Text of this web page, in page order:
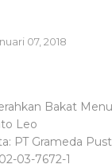
07, 2018
Bakat
Leo
Grameda
7672-1